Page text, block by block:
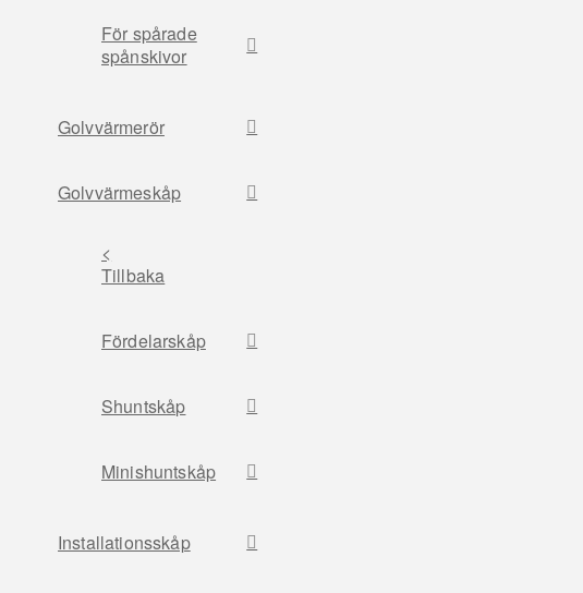
För spårade
spånskivor
Golvvärmerör
Golvvärmeskåp
<
Tillbaka
Fördelarskåp
Shuntskåp
Minishuntskåp
Installationsskåp